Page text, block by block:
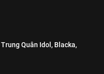
Trung Quân Idol, Blacka,